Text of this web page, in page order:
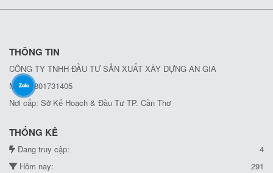
THÔNG TIN
CÔNG TY TNHH ĐẦU TƯ SẢN XUẤT XÂY DỰNG AN GIA
MST: 1801731405
Nơi cấp: Sở Kế Hoạch & Đầu Tư TP. Cần Thơ
THỐNG KÊ
Đang truy cập:
4
Hôm nay:
291